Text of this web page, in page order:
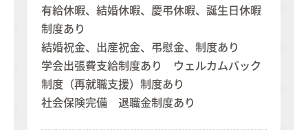
有給休暇、結婚休暇、慶弔休暇、誕生日休暇
制度あり
結婚祝金、出産祝金、弔慰金、制度あり
学会出張費支給制度あり ウェルカムバック
制度（再就職支援）制度あり
社会保険完備 退職金制度あり